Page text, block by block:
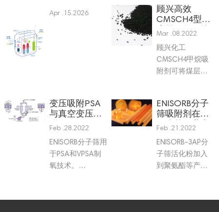
Apr .15.2026
顾兴高效
CMSCH4型浓
度煤层气甲烷
Mar .08.2022
顾兴化工
CMSCH4甲烷吸
附剂可将煤层气
气提浓至92%以
上，回收率达
31.6%以上，将
50%-50%的CH4
与N2的混合气提
浓至95%以上，回
变压吸附PSA
与真空变压吸
附VPSA工作原
选择 萍乡顾兴
化工有限公司
Feb .28.2022
ENISORB分子筛用
于PSA和VPSA制
氧技术。
PSA（变压吸附）
ENISORB分子
筛吸附剂在聚
氨酯等行业中
Feb .21.2022
ENISORB-3AP分
子筛活化粉加入
到聚氨酯等产品
酯配方中的微量